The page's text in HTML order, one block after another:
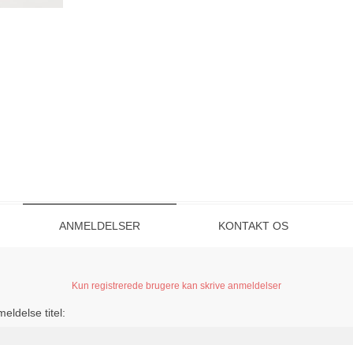
ANMELDELSER KONTAKT OS
Kun registrerede brugere kan skrive anmeldelser
titel: